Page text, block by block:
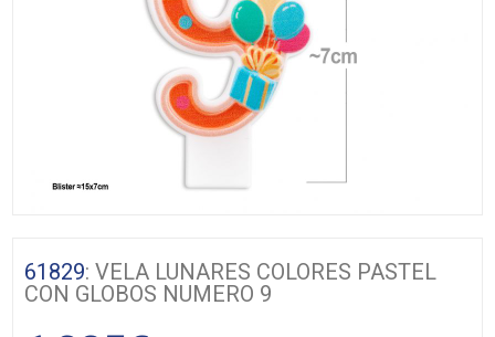
61829: VELA LUNARES COLORES PASTEL
CON GLOBOS NUMERO 9